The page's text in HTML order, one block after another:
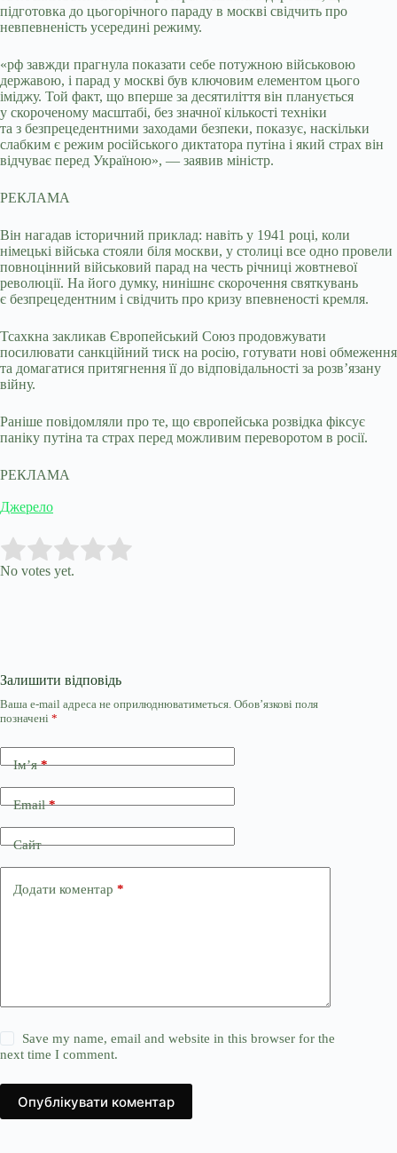
підготовка до цьогорічного параду в москві свідчить про
невпевненість усередині режиму.
«рф завжди прагнула показати себе потужною військовою
державою, і парад у москві був ключовим елементом цього
іміджу. Той факт, що вперше за десятиліття він планується
у скороченому масштабі, без значної кількості техніки
та з безпрецедентними заходами безпеки, показує, наскільки
слабким є режим російського диктатора путіна і який страх він
відчуває перед Україною», — заявив міністр.
РЕКЛАМА
Він нагадав історичний приклад: навіть у 1941 році, коли
німецькі війська стояли біля москви, у столиці все одно провели
повноцінний військовий парад на честь річниці жовтневої
революції. На його думку, нинішнє скорочення святкувань
є безпрецедентним і свідчить про кризу впевненості кремля.
Тсахкна закликав Європейський Союз продовжувати
посилювати санкційний тиск на росію, готувати нові обмеження
та домагатися притягнення її до відповідальності за розв’язану
війну.
Раніше повідомляли про те, що європейська розвідка фіксує
паніку путіна та страх перед можливим переворотом в росії.
РЕКЛАМА
Джерело
Rate this item:
No votes yet.
Залишити відповідь
Ваша e-mail адреса не оприлюднюватиметься. Обов’язкові поля
позначені *
Ім’я*
Email*
Сайт
Додати коментар *
Save my name, email and website in this browser for the
next time I comment.
Опублікувати коментар